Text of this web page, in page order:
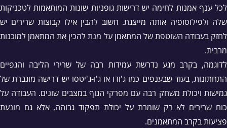
לכל ענף אמנות לחימה יש דרישות גופניות שונות המותאמות לטכניקות
שלה ולפילוסופיה אותה מייצגת. חשוב להבין אילו קבוצות שרירים יש
לחזק בעבודה השוטפת של המתאמן על מנת להכין את המתאמן למוכנות
מרבית.
לדוגמה, בקרב מגע נדרשת עמידות רבה של שרירי הליבה והגפיים
התחתונות, בעוד שבענפים כמו ג'ודו או ג'ו-ג'יטסו יש דרישה מוגברת של
גמישות ויכולת משחק רבה עם מפרקי הגוף במצבים שונים. העבודה על
כוח שרירים לא רק שומרת על יכולת תפקוד גבוהה, אלא גם מונעת
פציעות בקרב המתאמנים.